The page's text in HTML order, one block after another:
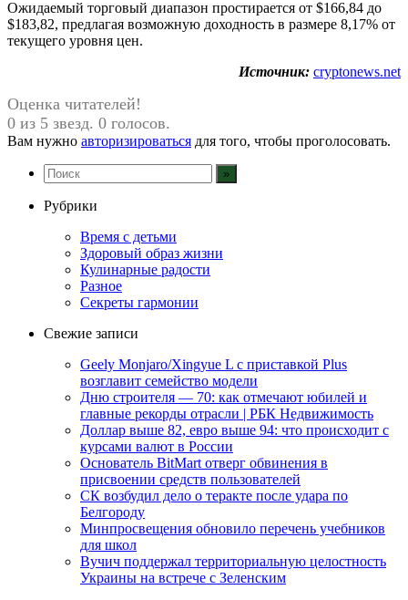
Ожидаемый торговый диапазон простирается от $166,84 до
$183,82, предлагая возможную доходность в размере 8,17% от
текущего уровня цен.
Источник: cryptonews.net
Оценка читателей!
0 из 5 звезд. 0 голосов.
Вам нужно авторизироваться для того, чтобы проголосовать.
Рубрики
Время с детьми
Здоровый образ жизни
Кулинарные радости
Разное
Секреты гармонии
Свежие записи
Geely Monjaro/Xingyue L с приставкой Plus
возглавит семейство модели
Дню строителя — 70: как отмечают юбилей и
главные рекорды отрасли | РБК Недвижимость
Доллар выше 82, евро выше 94: что происходит с
курсами валют в России
Основатель BitMart отверг обвинения в
присвоении средств пользователей
СК возбудил дело о теракте после удара по
Белгороду
Минпросвещения обновило перечень учебников
для школ
Вучич поддержал территориальную целостность
Украины на встрече с Зеленским